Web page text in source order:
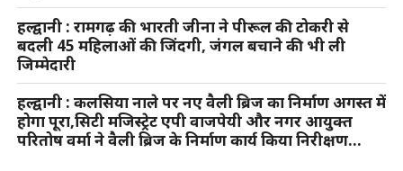
हल्द्वानी : रामगढ़ की भारती जीना ने पीरूल की टोकरी से
बदली 45 महिलाओं की जिंदगी, जंगल बचाने की भी ली
जिम्मेदारी
हल्द्वानी : कलसिया नाले पर नए वैली ब्रिज का निर्माण अगस्त में
होगा पूरा,सिटी मजिस्ट्रेट एपी वाजपेयी और नगर आयुक्त
परितोष वर्मा ने वैली ब्रिज के निर्माण कार्य किया निरीक्षण…